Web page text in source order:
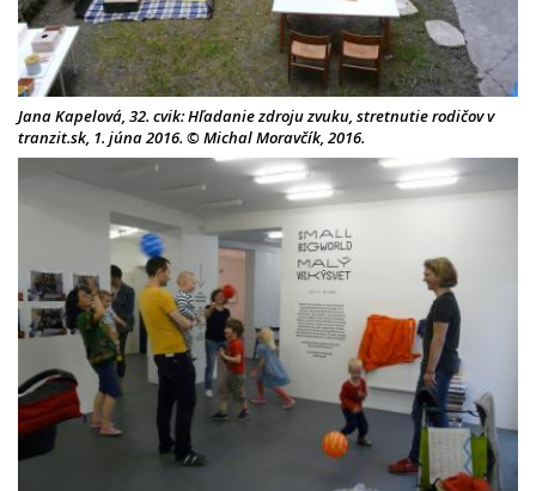
Jana Kapelová, 32. cvik: Hľadanie zdroju zvuku, stretnutie rodičov v
tranzit.sk, 1. júna 2016. © Michal Moravčík, 2016.